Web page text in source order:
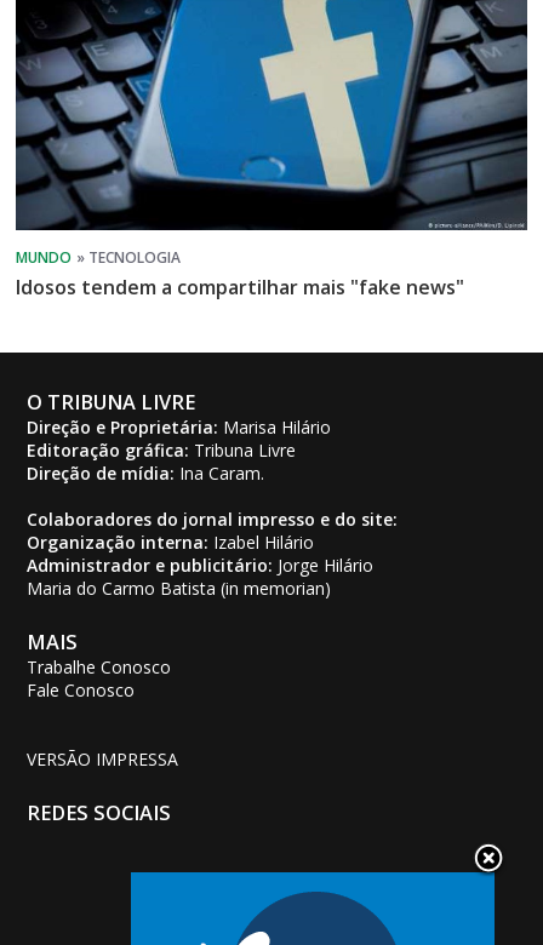
Idosos tendem a compartilhar mais "fake news"
O TRIBUNA LIVRE
Direção e Proprietária: Marisa Hilário
Editoração gráfica: Tribuna Livre
Direção de mídia: Ina Caram.
Colaboradores do jornal impresso e do site:
Organização interna: Izabel Hilário
Administrador e publicitário: Jorge Hilário
Maria do Carmo Batista (in memorian)
MAIS
Trabalhe Conosco
Fale Conosco
VERSÃO IMPRESSA
REDES SOCIAIS